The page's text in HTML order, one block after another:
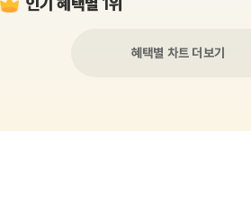
혜택별 차트 더보기